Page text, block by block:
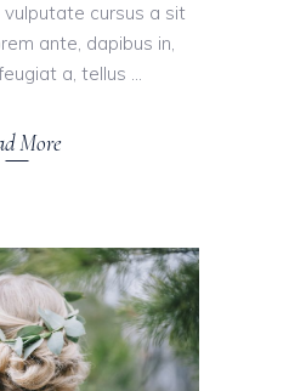
cursus a sit
ante, dapibus in,
a, tellus
More